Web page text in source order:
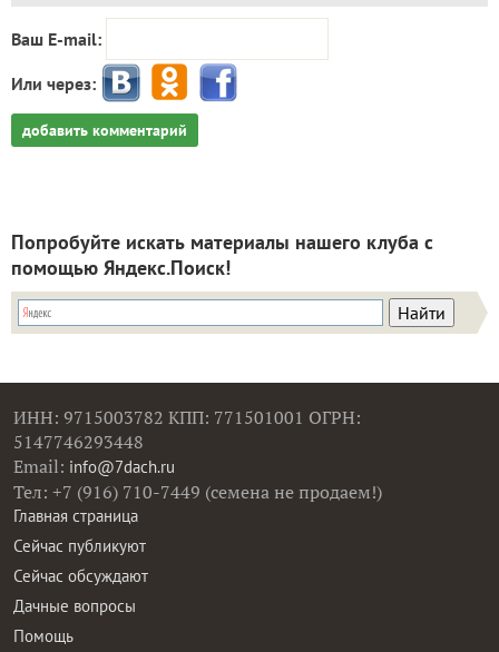
Ваш E-mail:
Или через:
добавить комментарий
Попробуйте искать материалы нашего клуба с
помощью Яндекс.Поиск!
ИНН: 9715003782 КПП: 771501001 ОГРН:
5147746293448
Email: info@7dach.ru
Тел: +7 (916) 710-7449 (семена не продаем!)
Главная страница
Сейчас публикуют
Сейчас обсуждают
Дачные вопросы
Помощь